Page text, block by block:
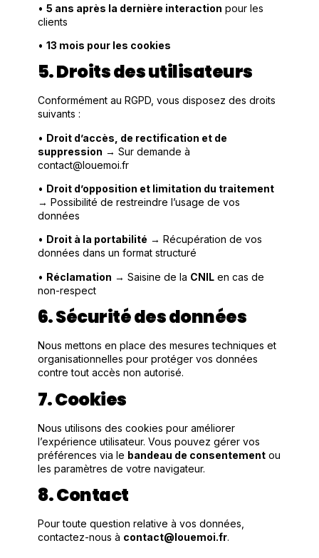
• 5 ans après la dernière interaction pour les
clients
• 13 mois pour les cookies
5. Droits des utilisateurs
Conformément au RGPD, vous disposez des droits
suivants :
• Droit d’accès, de rectification et de
suppression → Sur demande à
contact@louemoi.fr
• Droit d’opposition et limitation du traitement
→ Possibilité de restreindre l’usage de vos
données
• Droit à la portabilité → Récupération de vos
données dans un format structuré
• Réclamation → Saisine de la CNILen cas de
non-respect
6. Sécurité des données
Nous mettons en place des mesures techniques et
organisationnelles pour protéger vos données
contre tout accès non autorisé.
7. Cookies
Nous utilisons des cookies pour améliorer
l’expérience utilisateur. Vous pouvez gérer vos
préférences via le bandeau de consentementou
les paramètres de votre navigateur.
8. Contact
Pour toute question relative à vos données,
contactez-nous à contact@louemoi.fr.